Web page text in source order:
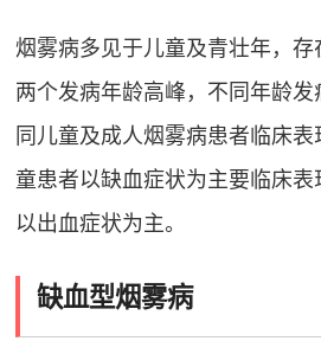
烟雾病多见于儿童及青壮年，存
两个发病年龄高峰，不同年龄发
同 儿童及成人烟雾病患者临床
童患者以缺血症状为主要临床表
以出血症状为主。
缺血型烟雾病